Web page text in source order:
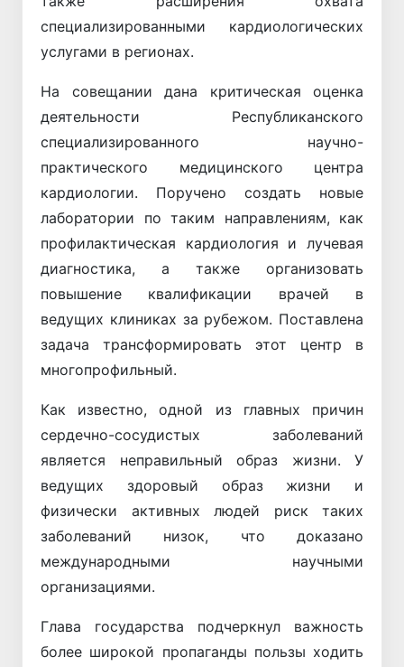
специализированными кардиологических
услугами в регионах.
На совещании дана критическая оценка
деятельности Республиканского
специализированного научно-
практического медицинского центра
кардиологии. Поручено создать новые
лаборатории по таким направлениям, как
профилактическая кардиология и лучевая
диагностика, а также организовать
повышение квалификации врачей в
ведущих клиниках за рубежом. Поставлена
задача трансформировать этот центр в
многопрофильный.
Как известно, одной из главных причин
сердечно-сосудистых заболеваний
является неправильный образ жизни. У
ведущих здоровый образ жизни и
физически активных людей риск таких
заболеваний низок, что доказано
международными научными
организациями.
Глава государства подчеркнул важность
более широкой пропаганды пользы ходить